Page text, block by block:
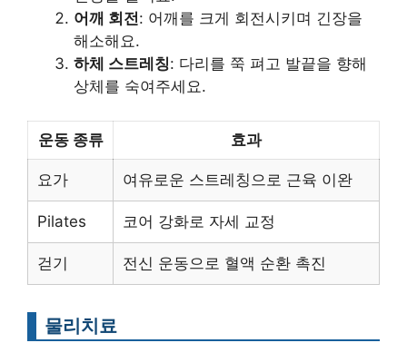
어깨 회전: 어깨를 크게 회전시키며 긴장을
해소해요.
하체 스트레칭: 다리를 쭉 펴고 발끝을 향해
상체를 숙여주세요.
운동 종류 효과
요가 여유로운 스트레칭으로 근육 이완
Pilates 코어 강화로 자세 교정
걷기 전신 운동으로 혈액 순환 촉진
물리치료